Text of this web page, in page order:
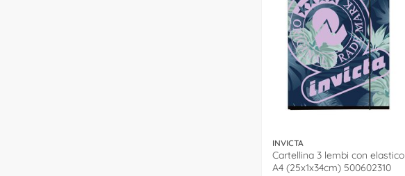
INVICTA
Cartellina 3 lembi con elastico
A4 (25x1x34cm) 500602310